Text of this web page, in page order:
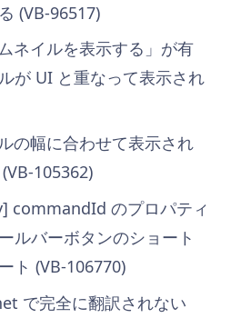
(VB-96517)
ネイルを表示する」が有
が UI と重なって表示され
の幅に合わせて表示され
105362)
commandId のプロパティ
ルバーボタンのショート
ト (VB-106770)
で完全に翻訳されない